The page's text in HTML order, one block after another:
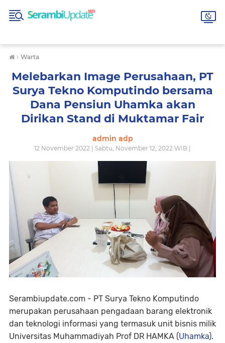
› Warta
Melebarkan Image Perusahaan, PT
Surya Tekno Komputindo bersama
Dana Pensiun Uhamka akan
Dirikan Stand di Muktamar Fair
admin adp
12 November 2022 | Sabtu, November 12, 2022 WIB |
Serambiupdate.com - PT Surya Tekno Komputindo
merupakan perusahaan pengadaan barang elektronik
dan teknologi informasi yang termasuk unit bisnis milik
Universitas Muhammadiyah Prof DR HAMKA (Uhamka).